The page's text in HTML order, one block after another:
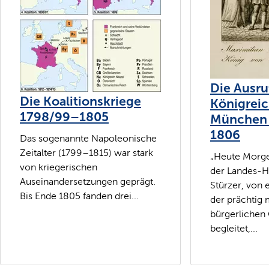
Die Koalitionskriege
1798/99–1805
Das sogenannte Napoleonische
Zeitalter (1799–1815) war stark
von kriegerischen
Auseinandersetzungen geprägt.
Bis Ende 1805 fanden drei...
Die
München
1806
„Heute
der Landes-
Stürzer, von
der prächtig
bürgerlichen
begleitet,...